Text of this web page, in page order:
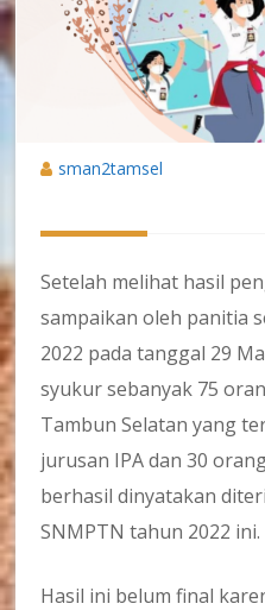
sman2tamsel
Setelah melihat hasil
sampaikan oleh panitia
2022 pada tanggal 29
syukur sebanyak 75
Tambun Selatan yang
jurusan IPA dan 30
berhasil dinyatakan
SNMPTN tahun 2022 ini.
Hasil ini belum final